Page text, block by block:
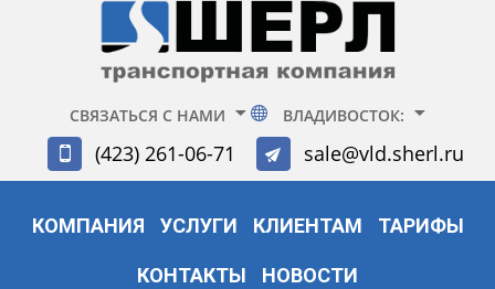
СВЯЗАТЬСЯ С НАМИ ВЛАДИВОСТОК:
(423) 261-06-71 sale@vld.sherl.ru
КОМПАНИЯ УСЛУГИ КЛИЕНТАМ ТАРИФЫ
КОНТАКТЫ НОВОСТИ